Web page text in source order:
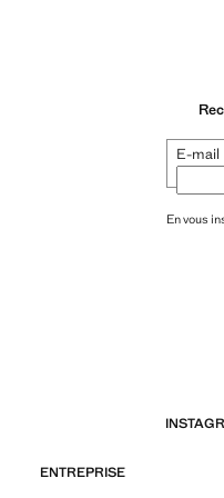
E-mail
En vous
ENTREPRISE